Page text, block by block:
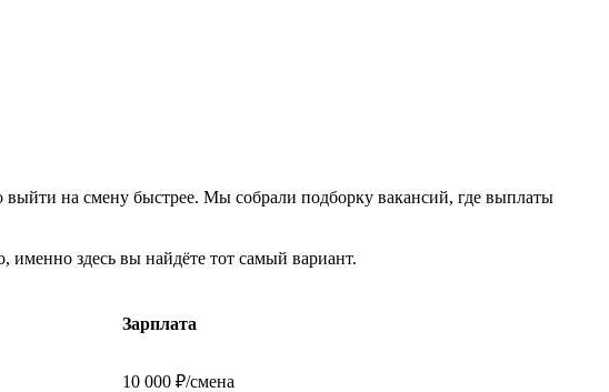
на смену быстрее. Мы собрали подборку вакансий, где выплаты
здесь вы найдёте тот самый вариант.
Зарплата
10 000 ₽/смена